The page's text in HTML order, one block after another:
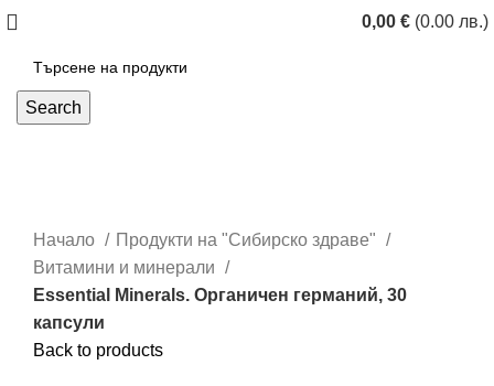
0,00 € (0.00 лв.)
Search
Начало
Продукти на "Сибирско здраве"
Витамини и минерали
Essential Minerals. Органичен германий, 30
капсули
Back to products